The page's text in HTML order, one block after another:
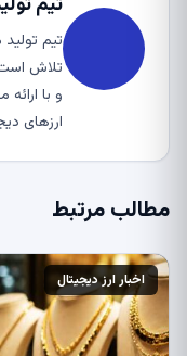
تیم
تلاش است
و با
ارزهای
مطالب مرتبط
اخبار ارز دیجیتال